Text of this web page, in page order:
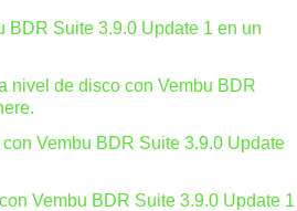
BDR Suite 3.9.0 Update 1 en un
nivel de disco con Vembu BDR
Vembu BDR Suite 3.9.0 Update
Vembu BDR Suite 3.9.0 Update 1